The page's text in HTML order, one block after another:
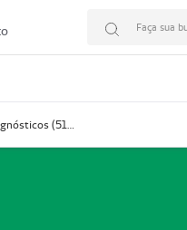
Faça sua
Prestador Medlife Consultas e Diagnósticos (51004334-2)